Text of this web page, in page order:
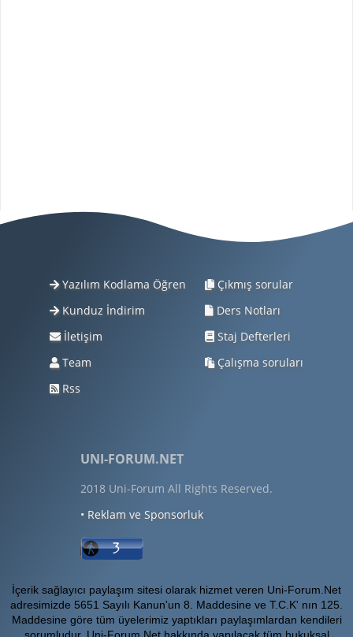
Yazılım Kodlama Öğren
Kunduz İndirim
İletişim
Team
Rss
Çıkmış sorular
Ders Notları
Staj Defterleri
Çalışma soruları
UNI-FORUM.NET
2018 Uni-Forum All Rights Reserved.
• Reklam ve Sponsorluk
İçerik sağlayıcı paylaşım sitesi olarak hizmet veren Uni-Forum.Net
adresimizde 5651 Sayılı Kanun'un 8. Maddesine ve T.C.K' nın 125.
Maddesine göre tüm üyelerimiz yaptıkları paylaşımlardan kendileri